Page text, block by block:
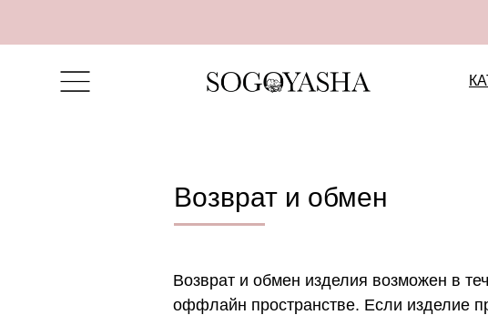
Возврат и обмен изделия возможен в
оффлайн пространстве. Если изделие
Возврат и обмен